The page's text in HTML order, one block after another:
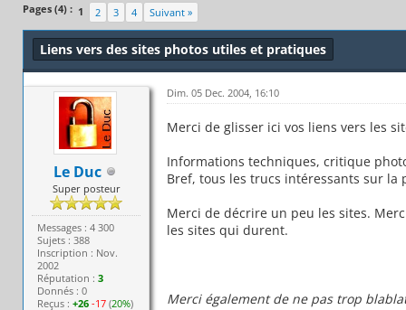
Pages (4) : 1 2 3 4 Suivant »
Liens vers des sites photos utiles et pratiques
Le Duc
Super posteur
Messages : 4 300
Sujets : 388
Inscription : Nov.
2002
Réputation :3
Donnés : 0
Reçus :+26 -17 (20%)
Dim. 05 Dec. 2004, 16:10
Merci de glisser ici vos liens vers les
Informations techniques, critique
Bref, tous les trucs intéressants sur la
Merci de décrire un peu les sites.
les sites qui durent.
Merci également de ne pas trop